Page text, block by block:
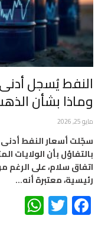
النفط يُسجل
وماذا بشأن
مايو 25, 2026
سجّلت أسعار النفط
بالتفاؤل بأن الولايات
اتفاق سلام، على الرغم
رئيسية، معتبرة أنه…
Facebook
Twitter